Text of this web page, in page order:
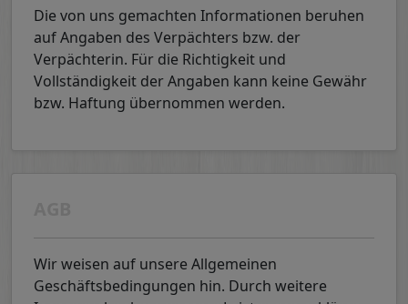
Die von uns gemachten Informationen beruhen
auf Angaben des Verpächters bzw. der
Verpächterin. Für die Richtigkeit und
Vollständigkeit der Angaben kann keine Gewähr
bzw. Haftung übernommen werden.
Wir weisen auf unsere Allgemeinen
Geschäftsbedingungen hin. Durch weitere